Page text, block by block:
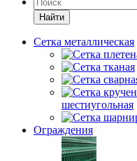
Найти
Сетка металлическая
шестиугольная
Ограждения